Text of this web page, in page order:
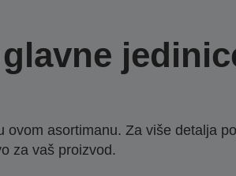
asortimanu. Za više detalja
za vaš proizvod.